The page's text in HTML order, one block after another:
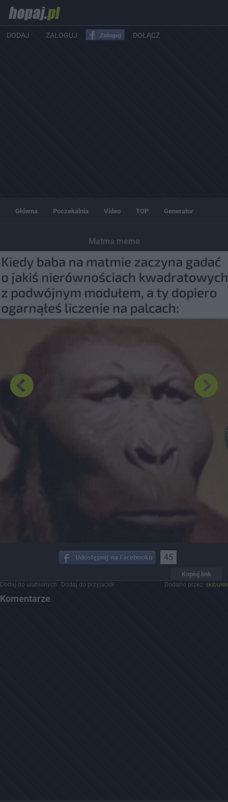
DODAJ ZALOGUJ DOŁĄCZ
Główna Poczekalnia Video TOP Generator
Matma meme
45
Kopiuj link
Dodaj do ulubionych Dodaj do przyjaciół Dodano przez: skibulek
Komentarze